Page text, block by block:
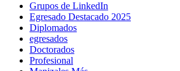
Grupos de LinkedIn
Egresado Destacado 2025
Diplomados
egresados
Doctorados
Profesional